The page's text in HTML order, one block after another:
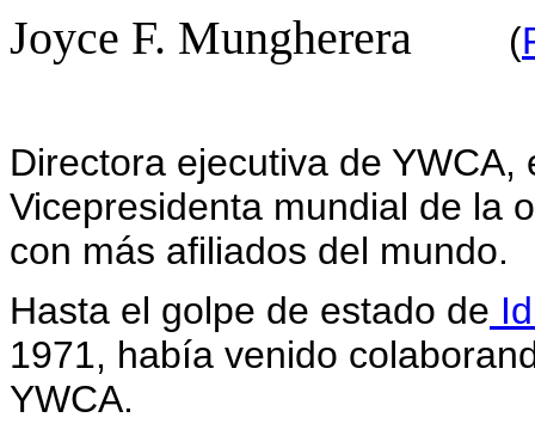
Joyce F. Mungherera (
Directora ejecutiva de YWCA,
Vicepresidenta mundial de la
con más afiliados del mundo.
Hasta el golpe de estado de
1971, había venido
YWCA.